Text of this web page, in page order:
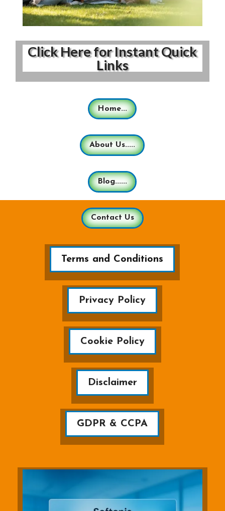
Click Here for Instant Quick
Links
Home...
About Us.....
Blog......
Contact Us
Terms and Conditions
Privacy Policy
Cookie Policy
Disclaimer
GDPR & CCPA